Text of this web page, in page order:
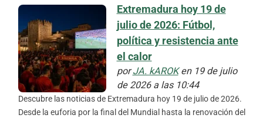
Extremadura hoy 19 de
julio de 2026: Fútbol,
política y resistencia ante
el calor
porJA. kAROKen 19 de julio
de 2026 a las 10:44
Descubre las noticias de Extremadura hoy 19 de julio de 2026.
Desde la euforia por la final del Mundial hasta la renovación del